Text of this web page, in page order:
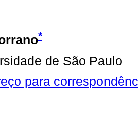
*
de São Paulo
para